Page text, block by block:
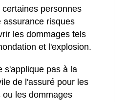
personnes
assurance risques
les dommages tels
et l'explosion.
s'applique pas à la
de l'assuré pour les
ou les dommages